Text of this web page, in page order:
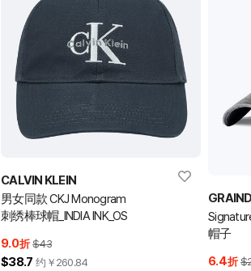
CALVIN KLEIN
男女同款 CKJ Monogram
刺绣棒球帽_INDIA INK_OS
9.0折 $43
$38.7 约￥ 260.84
帽子
6.4折